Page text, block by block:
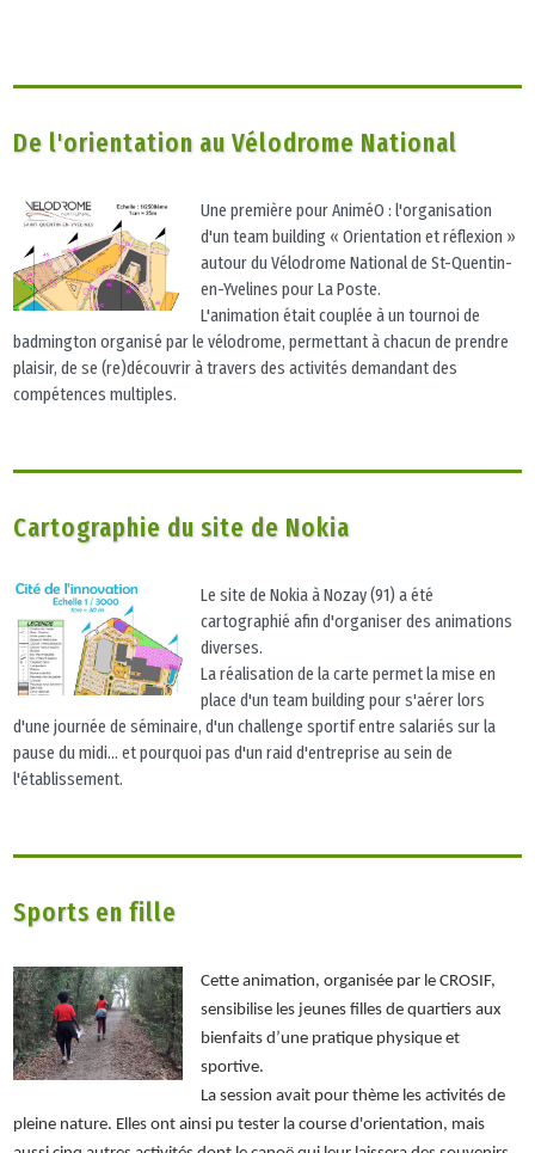
De l'orientation au Vélodrome National
Une première pour AniméO : l'organisation
d'un team building « Orientation et réflexion »
autour du Vélodrome National de St-Quentin-
en-Yvelines pour La Poste.
L'animation était couplée à un tournoi de
badmington organisé par le vélodrome, permettant à chacun de prendre
plaisir, de se (re)découvrir à travers des activités demandant des
compétences multiples.
Cartographie du site de Nokia
Le site de Nokia à Nozay (91) a été
cartographié afin d'organiser des animations
diverses.
La réalisation de la carte permet la mise en
place d'un team building pour s'aérer lors
d'une journée de séminaire, d'un challenge sportif entre salariés sur la
pause du midi... et pourquoi pas d'un raid d'entreprise au sein de
l'établissement.
Sports en fille
Cette animation, organisée par le CROSIF,
sensibilise les jeunes filles de quartiers aux
bienfaits d’une pratique physique et
sportive.
La session avait pour thème les activités de
pleine nature. Elles ont ainsi pu tester la course d'orientation, mais